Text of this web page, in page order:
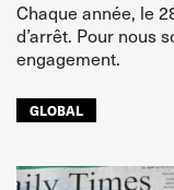
Chaque année, le
d’arrêt. Pour nous
engagement.
GLOBAL